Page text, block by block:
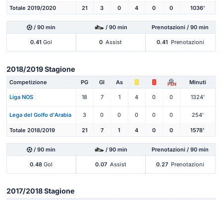
Totale 2019/2020 21 3 0 4 0 0 1036'
/ 90 min / 90 min Prenotazioni / 90 min
0.41 Gol 0 Assist 0.41 Prenotazioni
2018/2019 Stagione
Competizione PG Gl As PEN Minuti
Liga NOS 18 7 1 4 0 0 1324'
Lega del Golfo d'Arabia 3 0 0 0 0 0 254'
Totale 2018/2019 21 7 1 4 0 0 1578'
/ 90 min / 90 min Prenotazioni / 90 min
0.48 Gol 0.07 Assist 0.27 Prenotazioni
2017/2018 Stagione